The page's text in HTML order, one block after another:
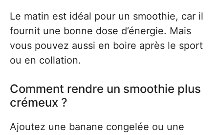
Le matin est idéal pour un smoothie, car il
fournit une bonne dose d’énergie. Mais
vous pouvez aussi en boire après le sport
ou en collation.
Comment rendre un smoothie plus
crémeux ?
Ajoutez une banane congelée ou une